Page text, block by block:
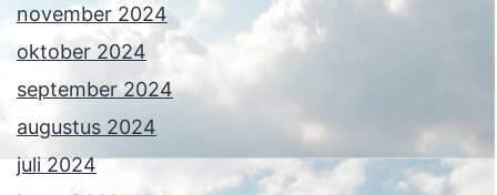
november 2024
oktober 2024
september 2024
augustus 2024
juli 2024